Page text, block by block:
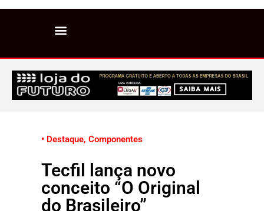
• Destaque, Componentes
Tecfil lança novo
conceito “O Original
do Brasileiro”